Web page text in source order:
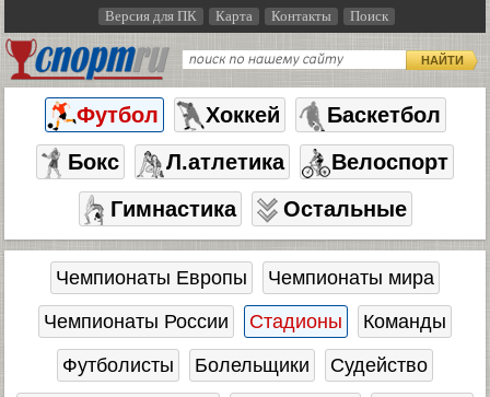
Версия для ПК Карта Контакты Поиск
НАЙТИ
Футбол Хоккей
Баскетбол
Бокс
Л.атлетика
Велоспорт
Гимнастика
Остальные
Чемпионаты Европы
Чемпионаты мира
Чемпионаты России
Стадионы
Команды
Футболисты
Болельщики
Судейство